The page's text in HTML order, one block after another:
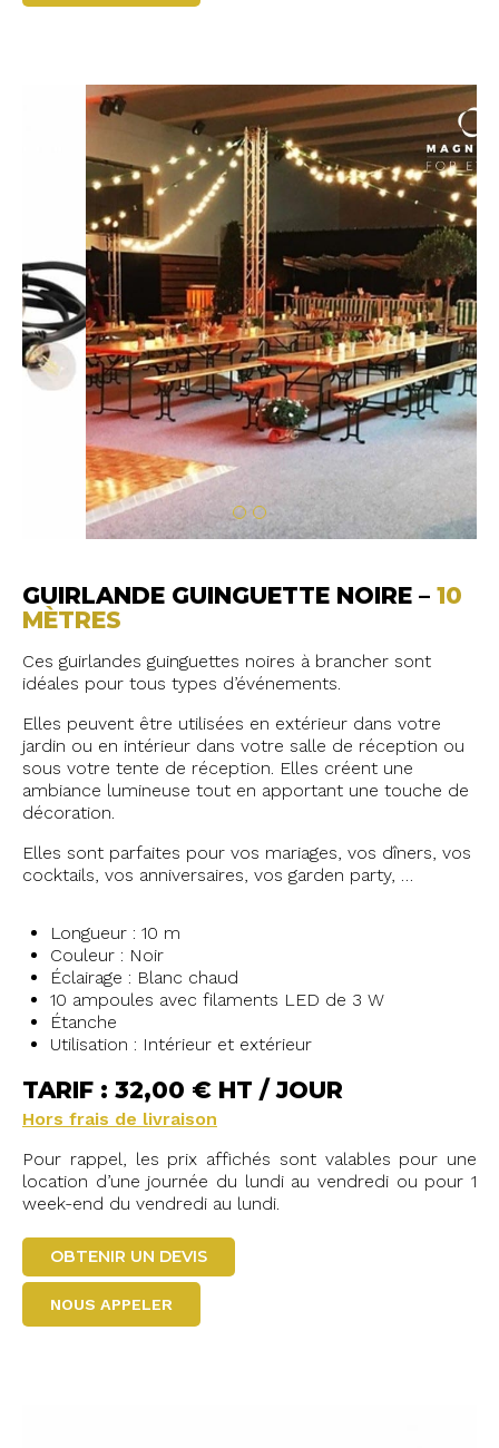
GUIRLANDE GUINGUETTE NOIRE – 10
MÈTRES
Ces guirlandes guinguettes noires à brancher sont
idéales pour tous types d’événements.
Elles peuvent être utilisées en extérieur dans votre
jardin ou en intérieur dans votre salle de réception ou
sous votre tente de réception. Elles créent une
ambiance lumineuse tout en apportant une touche de
décoration.
Elles sont parfaites pour vos mariages, vos dîners, vos
cocktails, vos anniversaires, vos garden party, …
Longueur : 10 m
Couleur : Noir
Éclairage : Blanc chaud
10 ampoules avec filaments LED de 3 W
Étanche
Utilisation : Intérieur et extérieur
TARIF : 32,00 € HT / JOUR
Hors frais de livraison
Pour rappel, les prix affichés sont valables pour une
location d’une journée du lundi au vendredi ou pour 1
week-end du vendredi au lundi.
OBTENIR UN DEVIS
NOUS APPELER